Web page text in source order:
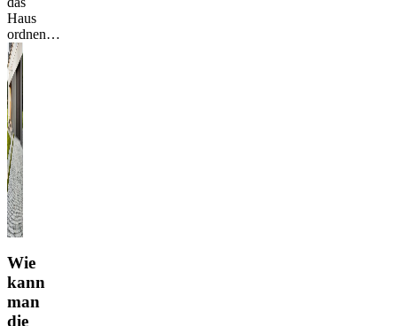
Haus
ordnen…
Wie
kann
man
die